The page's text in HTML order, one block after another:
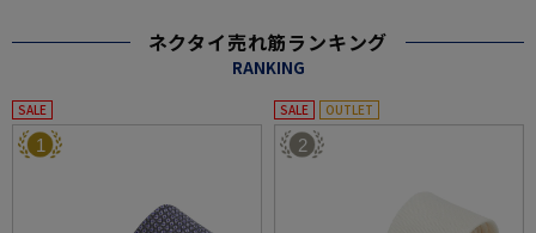
ネクタイ売れ筋ランキング
RANKING
SALE
1
SALE OUTLET
2